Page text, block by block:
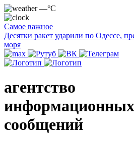
—°C
Самое важное
Десятки ракет ударили по Одессе,
моря
агентство
информационных
сообщений